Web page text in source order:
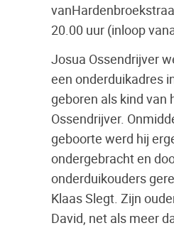
20.00 uur (inloop
Josua Ossendrijver
een onderduikadres
geboren als kind van
Ossendrijver.
geboorte werd hij
ondergebracht en
onderduikouders
Klaas Slegt. Zijn
David, net als meer